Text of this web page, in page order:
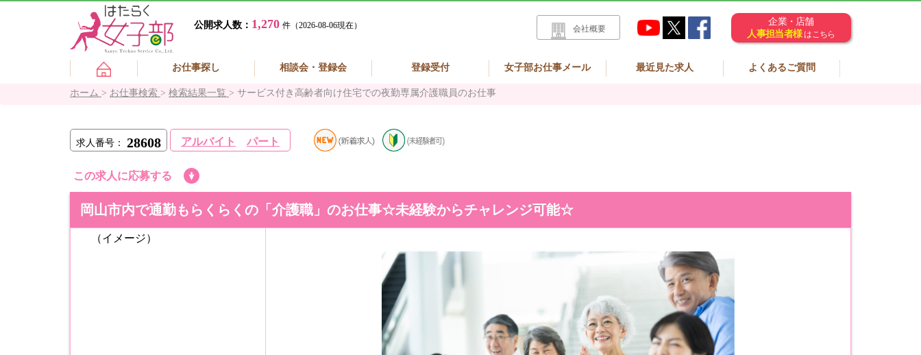
企業・店舗
人事担当者様 はこちら
公開求人数： 1,270 件（2026-08-06現在） 会社概要
お仕事探し 相談会・登録会 登録受付 女子部お仕事メール 最近見た求人 よくあるご質問
ホーム > お仕事検索 > 検索結果一覧 > サービス付き高齢者向け住宅での夜勤専属介護職員のお仕事
求人番号： 28608 アルバイト パート
この求人に応募する
岡山市内で通勤もらくらくの「介護職」のお仕事☆未経験からチャレンジ可能☆
（イメージ）